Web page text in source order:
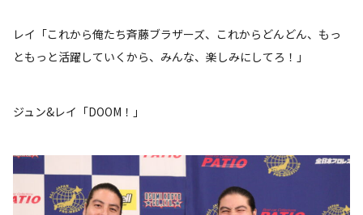
レイ「これから俺たち斉藤ブラザーズ、これからどんどん、もっ
ともっと活躍していくから、みんな、楽しみにしてろ！」
ジュン&レイ「DOOM！」